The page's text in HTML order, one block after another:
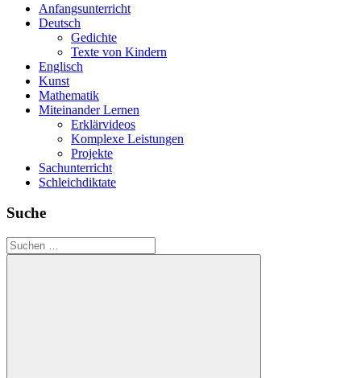
Anfangsunterricht
Deutsch
Gedichte
Texte von Kindern
Englisch
Kunst
Mathematik
Miteinander Lernen
Erklärvideos
Komplexe Leistungen
Projekte
Sachunterricht
Schleichdiktate
Suche
Suchen
nach: